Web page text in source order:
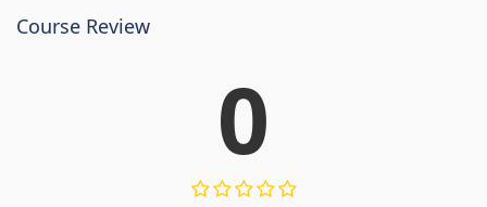
Course Review
0